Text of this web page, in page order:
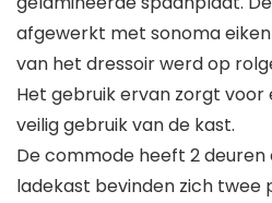
afgewerkt met sonoma
van het dressoir werd op
Het gebruik ervan zorgt
veilig gebruik van de kast.
De commode heeft 2 deuren
ladekast bevinden zich twee